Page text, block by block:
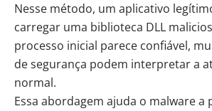
Nesse método, um aplicativo
carregar uma biblioteca DLL
processo inicial parece confiável,
de segurança podem interpretar a
normal.
Essa abordagem ajuda o malware a